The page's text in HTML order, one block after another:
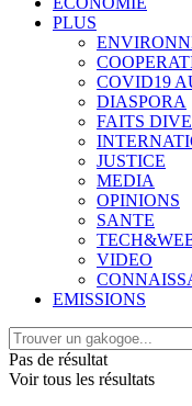
PLUS
COVID19
DIASPORA
FAITS
JUSTICE
MEDIA
OPINIONS
SANTE
VIDEO
EMISSIONS
Pas de résultat
Voir tous les résultats